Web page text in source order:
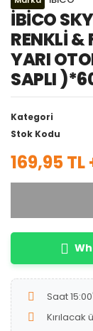
İBİCO
RENKLİ &
YARI
SAPLI
Kategori
Stok Kodu
169,95 TL
Saat
Kırılacak